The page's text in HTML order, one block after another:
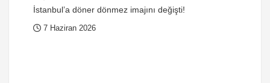
İstanbul’a döner dönmez imajını değişti!
7 Haziran 2026